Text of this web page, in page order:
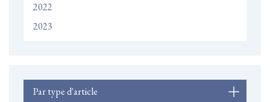
2022
2023
Par type d'article